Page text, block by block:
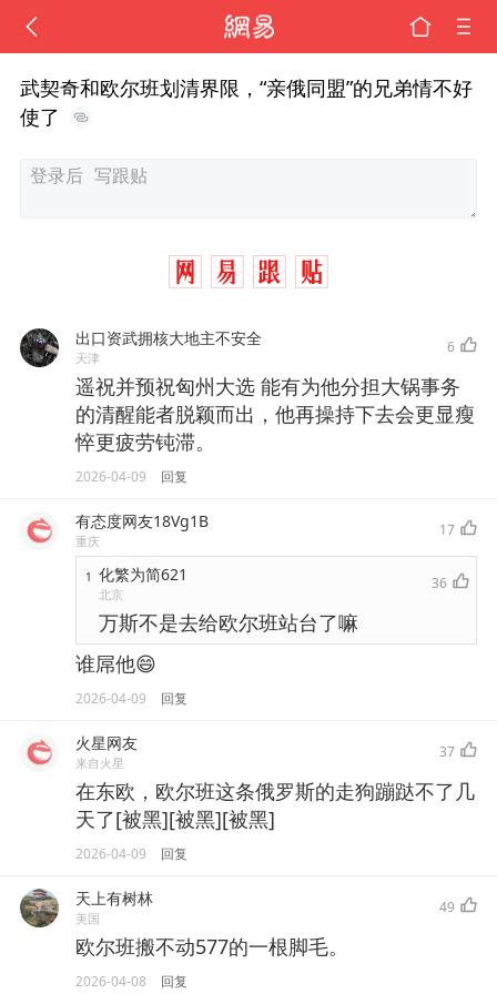
武契奇和欧尔班划清界限，“亲俄同盟”的兄弟情不好
使了
出口资武拥核大地主不安全
天津
6
遥祝并预祝匈州大选 能有为他分担大锅事务
的清醒能者脱颖而出，他再操持下去会更显瘦
悴更疲劳钝滞。
2026-04-09 回复
有态度网友18Vg1B
重庆
17
1 化繁为简621
北京
36
万斯不是去给欧尔班站台了嘛
谁屌他😄
2026-04-09 回复
火星网友
来自火星
37
在东欧，欧尔班这条俄罗斯的走狗蹦跶不了几
天了[被黑][被黑][被黑]
2026-04-09 回复
天上有树林
美国
49
欧尔班搬不动577的一根脚毛。
2026-04-08 回复